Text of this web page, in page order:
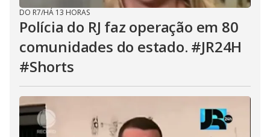
DO R7/HÁ 13 HORAS
Polícia do RJ faz operação em 80
comunidades do estado. #JR24H
#Shorts